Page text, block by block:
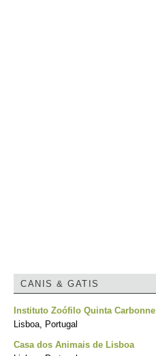
CANIS & GATIS
Instituto Zoófilo Quinta Carbonne
Lisboa, Portugal
Casa dos Animais de Lisboa